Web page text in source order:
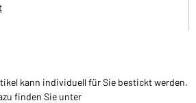
kann individuell für Sie bestickt werden.
finden Sie unter